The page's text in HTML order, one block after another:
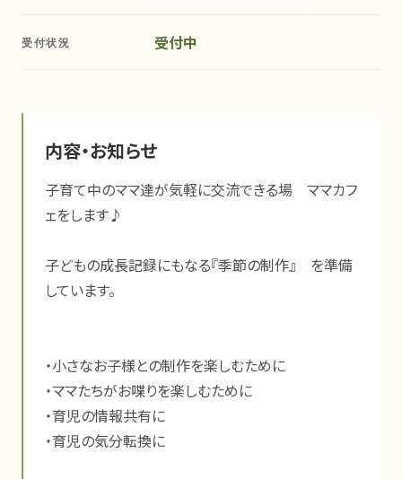
受付状況 受付中
内容・お知らせ
子育て中のママ達が気軽に交流できる場　ママカフ
ェをします♪
子どもの成長記録にもなる『季節の制作』　を準備
しています。
・小さなお子様との制作を楽しむために
・ママたちがお喋りを楽しむために
・育児の情報共有に
・育児の気分転換に